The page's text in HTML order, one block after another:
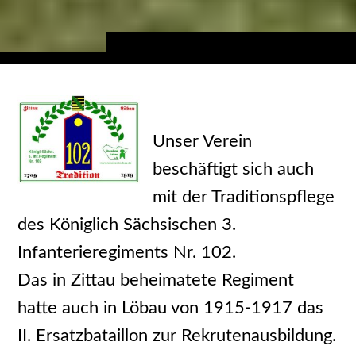
Unser Verein
beschäftigt sich auch
mit der Traditionspflege
des Königlich Sächsischen 3.
Infanterieregiments Nr. 102.
Das in Zittau beheimatete Regiment
hatte auch in Löbau von 1915-1917 das
II. Ersatzbataillon zur Rekrutenausbildung.